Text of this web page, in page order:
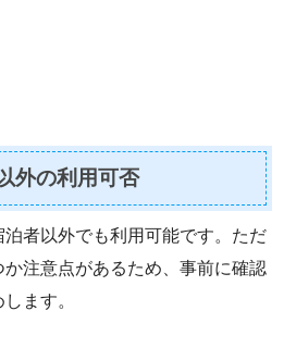
外の利用可否
泊者以外でも利用可能です。ただ
注意点があるため、事前に確認
ます。